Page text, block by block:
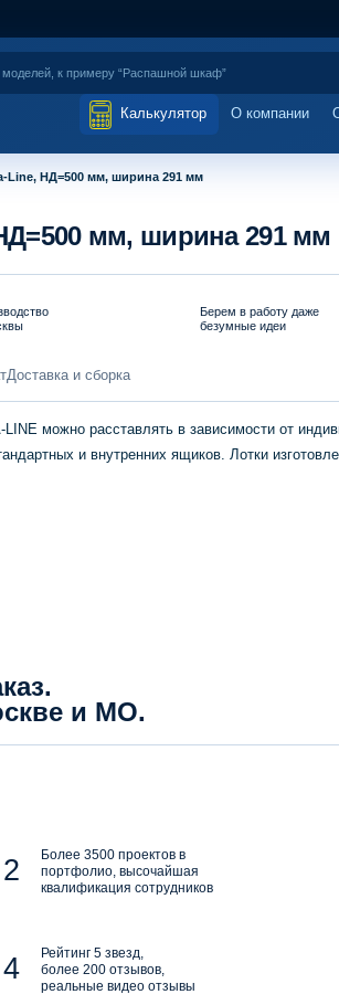
Калькулятор О компании
Line, НД=500 мм, ширина 291 мм
мм, ширина 291 мм
Берем в работу даже
безумные идеи
Доставка и сборка
можно расставлять в зависимости от
и внутренних ящиков. Лотки
и МО.
Более 3500 проектов в
портфолио, высочайшая
квалификация сотрудников
Рейтинг 5 звезд,
более 200 отзывов,
реальные видео отзывы